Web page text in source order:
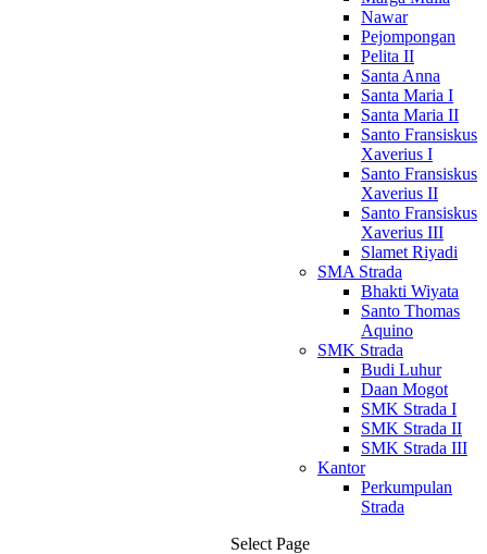
Nawar
Pejompongan
Pelita II
Santa Anna
Santa Maria I
Santa Maria II
Santo Fransiskus
Xaverius I
Santo Fransiskus
Xaverius II
Santo Fransiskus
Xaverius III
Slamet Riyadi
SMA Strada
Bhakti Wiyata
Santo Thomas
Aquino
SMK Strada
Budi Luhur
Daan Mogot
SMK Strada I
SMK Strada II
SMK Strada III
Kantor
Perkumpulan
Strada
Select Page